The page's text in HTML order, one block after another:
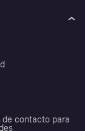
de contacto para